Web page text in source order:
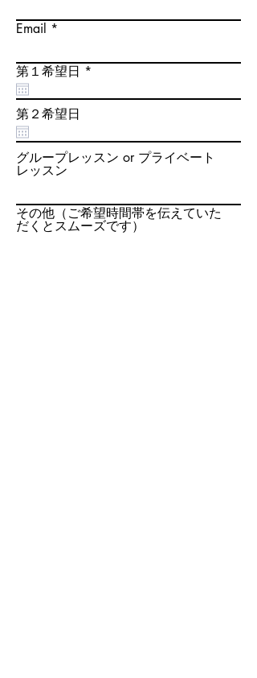
Email
第１希望日 *
q
e
d
第２希望日
グループレッスン or プライベート
レッスン
その他（ご希望時間帯を伝えていた
だくとスムーズです）